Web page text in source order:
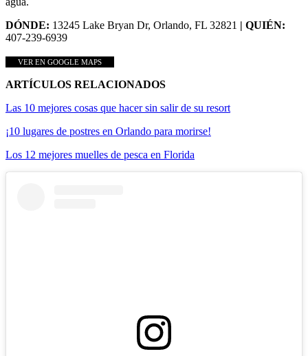
DÓNDE: 13245 Lake Bryan Dr, Orlando, FL 32821 | QUIÉN:
407-239-6939
VER EN GOOGLE MAPS
ARTÍCULOS RELACIONADOS
Las 10 mejores cosas que hacer sin salir de su resort
¡10 lugares de postres en Orlando para morirse!
Los 12 mejores muelles de pesca en Florida